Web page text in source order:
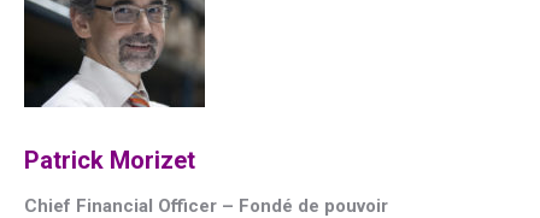
Patrick Morizet
Chief Financial Officer – Fondé de pouvoir